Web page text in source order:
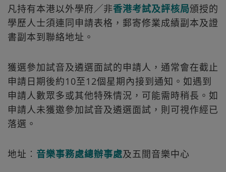
凡持有本港以外學府╱非香港考試及評核局頒授的
學歷人士須連同申請表格，郵寄修業成績副本及證
書副本到聯絡地址。
獲選參加試音及遴選面試的申請人，通常會在截止
申請日期後約10至12個星期內接到通知。如遇到
申請人數眾多或其他特殊情況，可能需時稍長。如
申請人未獲邀參加試音及遴選面試，則可視作經已
落選。
地址︰ 音樂事務處總辦事處及五間音樂中心